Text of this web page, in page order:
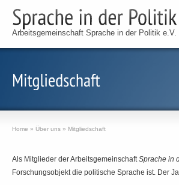
Arbeitsgemeinschaft Sprache in der Politik e.V.
Home » Über uns » Mitgliedschaft
Als Mitglieder der ArbeitsgemeinschaftSprache in
Forschungsobjekt die politische Sprache ist. Der